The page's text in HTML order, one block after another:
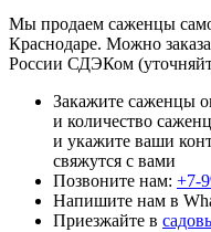
Мы продаем саженцы
Краснодаре. Можно
России СДЭКом
Закажите саженцы
и количество
и укажите ваши
свяжутся с вами
Позвоните нам: +7-
Напишите нам в
Приезжайте в